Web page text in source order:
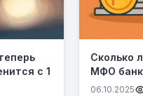
с 1
Сколько
МФО
06.10.2025